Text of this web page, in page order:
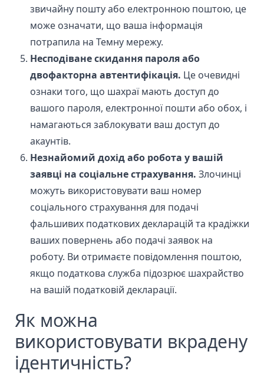
звичайну пошту або електронною поштою, це
може означати, що ваша інформація
потрапила на Темну мережу.
Несподіване скидання пароля або
двофакторна автентифікація. Це очевидні
ознаки того, що шахраї мають доступ до
вашого пароля, електронної пошти або обох, і
намагаються заблокувати ваш доступ до
акаунтів.
Незнайомий дохід або робота у вашій
заявці на соціальне страхування. Злочинці
можуть використовувати ваш номер
соціального страхування для подачі
фальшивих податкових декларацій та крадіжки
ваших повернень або подачі заявок на
роботу. Ви отримаєте повідомлення поштою,
якщо податкова служба підозрює шахрайство
на вашій податковій декларації.
Як можна
використовувати вкрадену
ідентичність?